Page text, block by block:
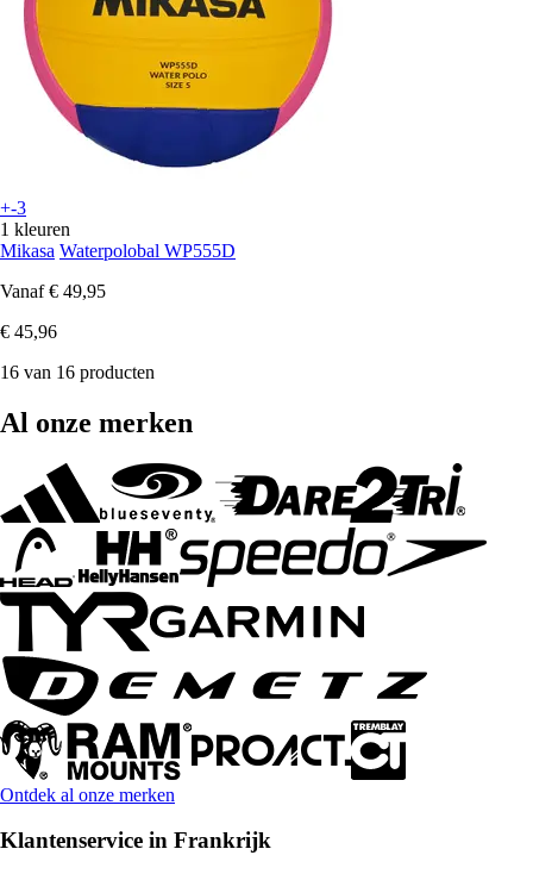
+-3
1 kleuren
Mikasa Waterpolobal WP555D
Vanaf € 49,95
€ 45,96
16 van 16 producten
Al onze merken
Ontdek al onze merken
Klantenservice in Frankrijk